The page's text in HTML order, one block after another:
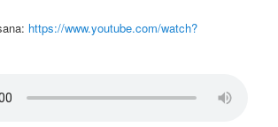
https://www.youtube.com/watch?